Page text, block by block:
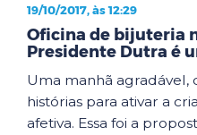
19/10/2017, às 12:29
Oficina de bijuteria
Presidente Dutra é
Uma manhã agradável,
histórias para ativar a
afetiva. Essa foi a